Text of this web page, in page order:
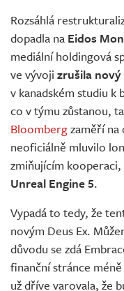
Živě
Rozsáhlá
dopadla na Eidos
mediální holdingová
ve vývoji zrušila nový
v kanadském studiu
co v týmu zůstanou,
Bloombergzaměří na
neoficiálně mluvilo
zmiňujícím
Unreal Engine 5.
Vypadá to tedy, že
novým Deus Ex.
důvodu se zdá
finanční stránce
už dříve varovala, že